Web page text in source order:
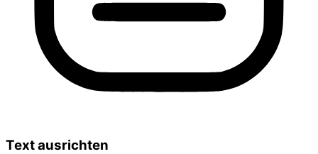
Text ausrichten